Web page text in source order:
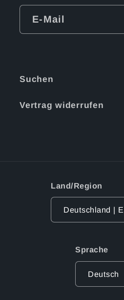
E-Mail
Suchen
Vertrag widerrufen
Land/Region
Sprache
Deutsch